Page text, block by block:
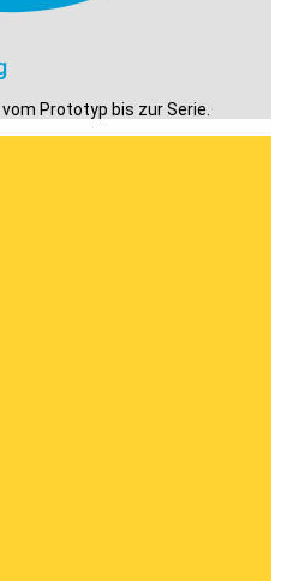
vom Prototyp bis zur Serie.